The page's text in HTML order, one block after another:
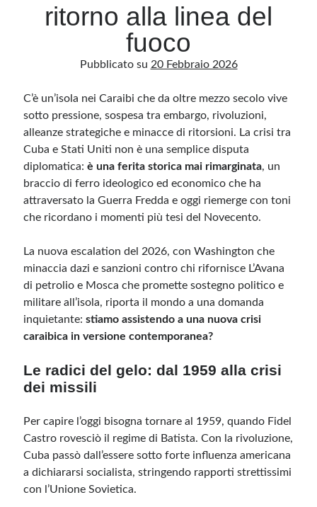
Categorie
Categorie
Questo blog non rappresenta una testata giornalistica, in quanto viene aggiornato
senza alcuna periodicità. Non può pertanto considerarsi un prodotto editoriale ai
sensi della legge n· 62 del 7.03.2001. L’autore non è responsabile di quanto
razzisti o che contengano dati personali non conformi al rispetto delle norme sulla
privacy. Alcune immagini inserite in questo blog sono tratte da Internet e, pertanto,
considerate di pubblico dominio. Qualora la loro pubblicazione violasse eventuali
immediatamente rimosse. L’autore del blog non è responsabile dei siti collegati
Accedi
Feed dei contenuti
WordPress.org
ritorno alla linea del
fuoco
Pubblicato su 20 Febbraio 2026
C’è un’isola nei Caraibi che da oltre mezzo secolo vive
sotto pressione, sospesa tra embargo, rivoluzioni,
alleanze strategiche e minacce di ritorsioni. La crisi tra
Cuba e Stati Uniti non è una semplice disputa
diplomatica:è una ferita storica mai rimarginata, un
braccio di ferro ideologico ed economico che ha
attraversato la Guerra Fredda e oggi riemerge con toni
che ricordano i momenti più tesi del Novecento.
La nuova escalation del 2026, con Washington che
minaccia dazi e sanzioni contro chi rifornisce L’Avana
di petrolio e Mosca che promette sostegno politico e
militare all’isola, riporta il mondo a una domanda
inquietante:stiamo assistendo a una nuova crisi
caraibica in versione contemporanea?
Le radici del gelo: dal 1959 alla crisi
dei missili
Per capire l’oggi bisogna tornare al 1959, quando Fidel
Castro rovesciò il regime di Batista. Con la rivoluzione,
Cuba passò dall’essere sotto forte influenza americana
a dichiararsi socialista, stringendo rapporti strettissimi
con l’Unione Sovietica.